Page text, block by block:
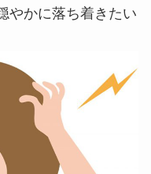
やかに落ち着きたい